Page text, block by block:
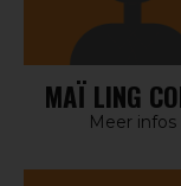
MAÏ LING
Meer infos